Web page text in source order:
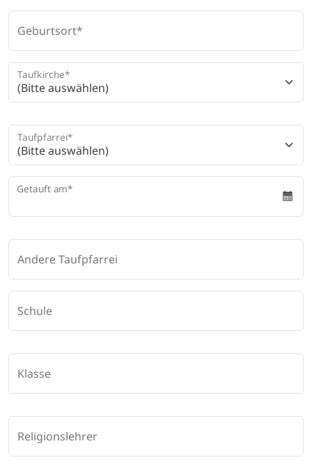
Geburtsort
(Bitte auswählen)
Taufkirche
(Bitte auswählen)
Taufpfarrei
Getauft am
Andere Taufpfarrei
Schule
Klasse
Religionslehrer